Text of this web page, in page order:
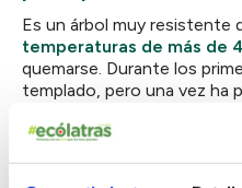
Es un árbol muy resistente
temperaturas de más de
quemarse. Durante los
templado, pero una vez ha
hojas grandes con forma